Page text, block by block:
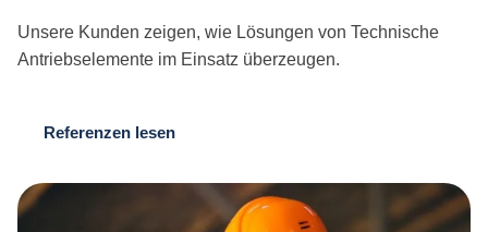
Unsere Kunden zeigen, wie Lösungen von Technische
Antriebselemente im Einsatz überzeugen.
Referenzen lesen